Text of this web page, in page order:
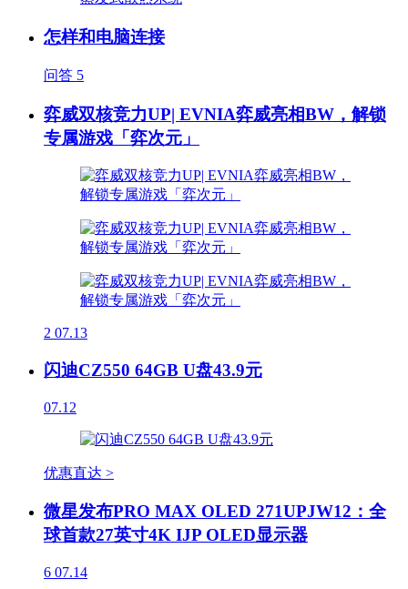
怎样和电脑连接
问答 5
弈威双核竞力UP| EVNIA弈威亮相BW，解锁
专属游戏「弈次元」
2 07.13
闪迪CZ550 64GB U盘43.9元
07.12
优惠直达 >
微星发布PRO MAX OLED 271UPJW12：全
球首款27英寸4K IJP OLED显示器
6 07.14